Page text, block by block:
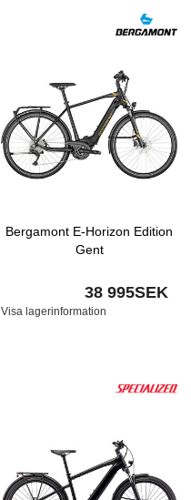
Bergamont E-Horizon Edition
Gent
38 995SEK
Visa lagerinformation